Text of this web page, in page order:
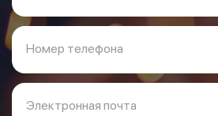
Номер телефона
Электронная почта